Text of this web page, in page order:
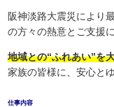
阪神淡路大震災により
の方々の熱意とご支援
地域との“ふれあい”を
家族の皆様に、安心と
仕事内容